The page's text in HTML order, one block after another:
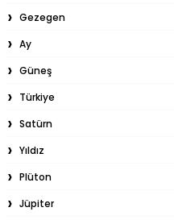
Gezegen
Ay
Güneş
Türkiye
Satürn
Yıldız
Plüton
Jüpiter